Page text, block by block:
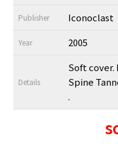
Publisher Iconoclast
Year 2005
Details
Soft cover.
Spine
.